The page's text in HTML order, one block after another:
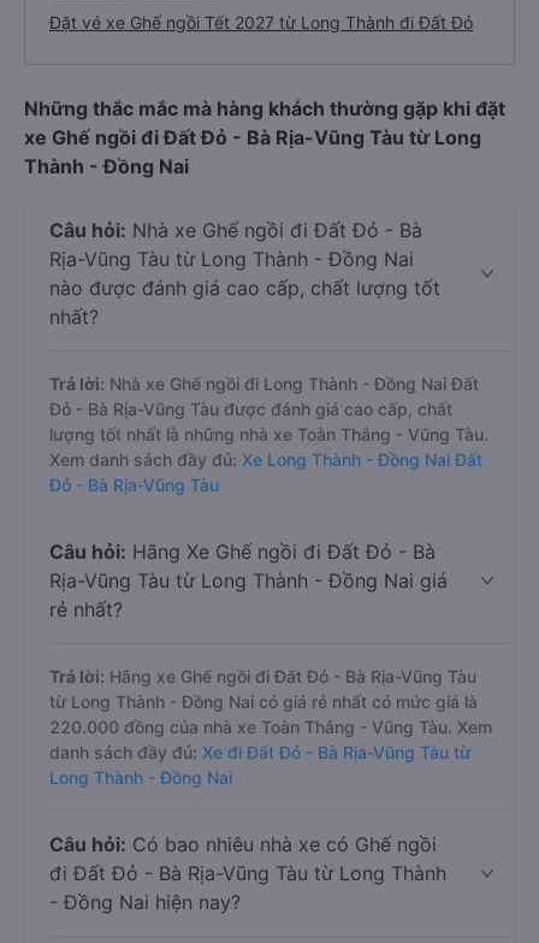
Đặt vé xe Ghế ngồi Tết 2027 từ Long Thành đi Đất Đỏ
Những thắc mắc mà hàng khách thường gặp khi đặt
xe Ghế ngồi đi Đất Đỏ - Bà Rịa-Vũng Tàu từ Long
Thành - Đồng Nai
Câu hỏi: Nhà xe Ghế ngồi đi Đất Đỏ - Bà
Rịa-Vũng Tàu từ Long Thành - Đồng Nai
nào được đánh giá cao cấp, chất lượng tốt
nhất?
Trả lời: Nhà xe Ghế ngồi đi Long Thành - Đồng Nai Đất
Đỏ - Bà Rịa-Vũng Tàu được đánh giá cao cấp, chất
lượng tốt nhất là những nhà xe Toàn Thắng - Vũng Tàu.
Xem danh sách đầy đủ: Xe Long Thành - Đồng Nai Đất
Đỏ - Bà Rịa-Vũng Tàu
Câu hỏi: Hãng Xe Ghế ngồi đi Đất Đỏ - Bà
Rịa-Vũng Tàu từ Long Thành - Đồng Nai giá
rẻ nhất?
Trả lời: Hãng xe Ghế ngồi đi Đất Đỏ - Bà Rịa-Vũng Tàu
từ Long Thành - Đồng Nai có giá rẻ nhất có mức giá là
220.000 đồng của nhà xe Toàn Thắng - Vũng Tàu. Xem
danh sách đầy đủ: Xe đi Đất Đỏ - Bà Rịa-Vũng Tàu từ
Long Thành - Đồng Nai
Câu hỏi: Có bao nhiêu nhà xe có Ghế ngồi
đi Đất Đỏ - Bà Rịa-Vũng Tàu từ Long Thành
- Đồng Nai hiện nay?